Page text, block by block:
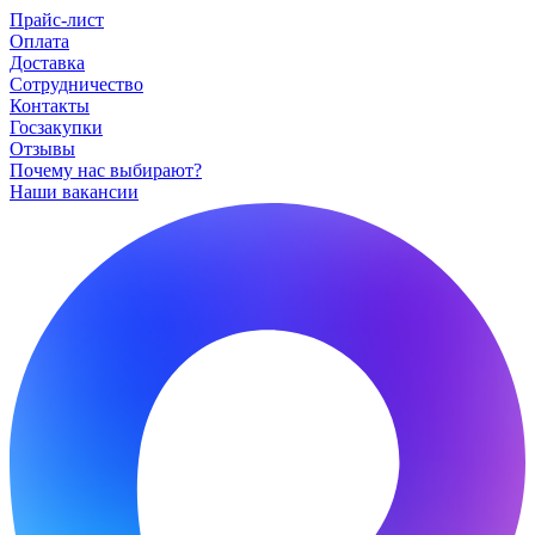
Прайс-лист
Оплата
Доставка
Сотрудничество
Контакты
Госзакупки
Отзывы
Почему нас выбирают?
Наши вакансии